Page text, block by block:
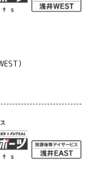
）